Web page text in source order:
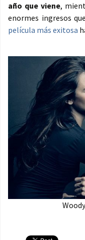
año que viene,
enormes ingresos
película más exitosa